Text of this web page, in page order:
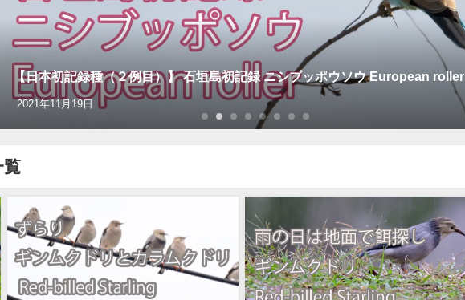
【日本初記録種（２例目）】 石垣島初記録 ニシブッポウソウ European roller
2021年11月19日
覧